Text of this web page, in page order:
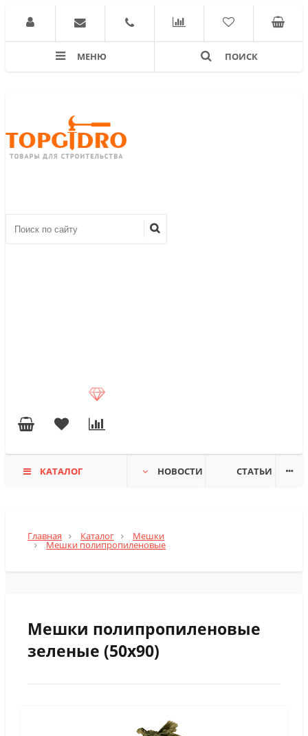
МЕНЮ ПОИСК
КАТАЛОГ НОВОСТИ СТАТЬИ
Главная Каталог Мешки
Мешки полипропиленовые
Мешки полипропиленовые
зеленые (50х90)